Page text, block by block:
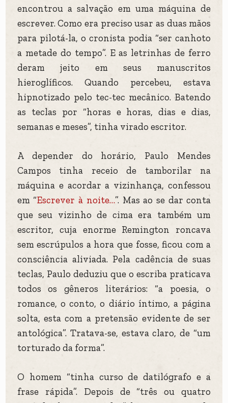
encontrou a salvação em uma máquina de
escrever. Como era preciso usar as duas mãos
para pilotá-la, o cronista podia “ser canhoto
a metade do tempo”. E as letrinhas de ferro
deram jeito em seus manuscritos
hieroglíficos. Quando percebeu, estava
hipnotizado pelo tec-tec mecânico. Batendo
as teclas por “horas e horas, dias e dias,
semanas e meses”, tinha virado escritor.
A depender do horário, Paulo Mendes
Campos tinha receio de tamborilar na
máquina e acordar a vizinhança, confessou
em “Escrever à noite…”. Mas ao se dar conta
que seu vizinho de cima era também um
escritor, cuja enorme Remington roncava
sem escrúpulos a hora que fosse, ficou com a
consciência aliviada. Pela cadência de suas
teclas, Paulo deduziu que o escriba praticava
todos os gêneros literários: “a poesia, o
romance, o conto, o diário íntimo, a página
solta, esta com a pretensão evidente de ser
antológica”. Tratava-se, estava claro, de “um
torturado da forma”.
O homem “tinha curso de datilógrafo e a
frase rápida”. Depois de “três ou quatro